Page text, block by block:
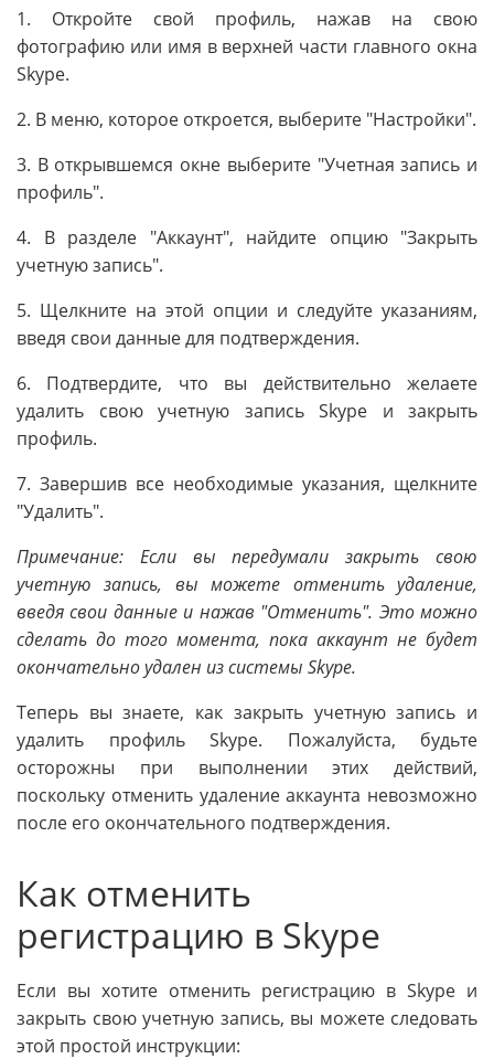
1. Откройте свой профиль, нажав на свою
фотографию или имя в верхней части главного окна
Skype.
2. В меню, которое откроется, выберите "Настройки".
3. В открывшемся окне выберите "Учетная запись и
профиль".
4. В разделе "Аккаунт", найдите опцию "Закрыть
учетную запись".
5. Щелкните на этой опции и следуйте указаниям,
введя свои данные для подтверждения.
6. Подтвердите, что вы действительно желаете
удалить свою учетную запись Skype и закрыть
профиль.
7. Завершив все необходимые указания, щелкните
"Удалить".
Примечание: Если вы передумали закрыть свою
учетную запись, вы можете отменить удаление,
введя свои данные и нажав "Отменить". Это можно
сделать до того момента, пока аккаунт не будет
окончательно удален из системы Skype.
Теперь вы знаете, как закрыть учетную запись и
удалить профиль Skype. Пожалуйста, будьте
осторожны при выполнении этих действий,
поскольку отменить удаление аккаунта невозможно
после его окончательного подтверждения.
Как отменить
регистрацию в Skype
Если вы хотите отменить регистрацию в Skype и
закрыть свою учетную запись, вы можете следовать
этой простой инструкции: